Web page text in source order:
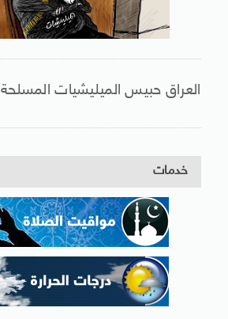
العراق حبيس الميليشيات المسلحة
خدمات